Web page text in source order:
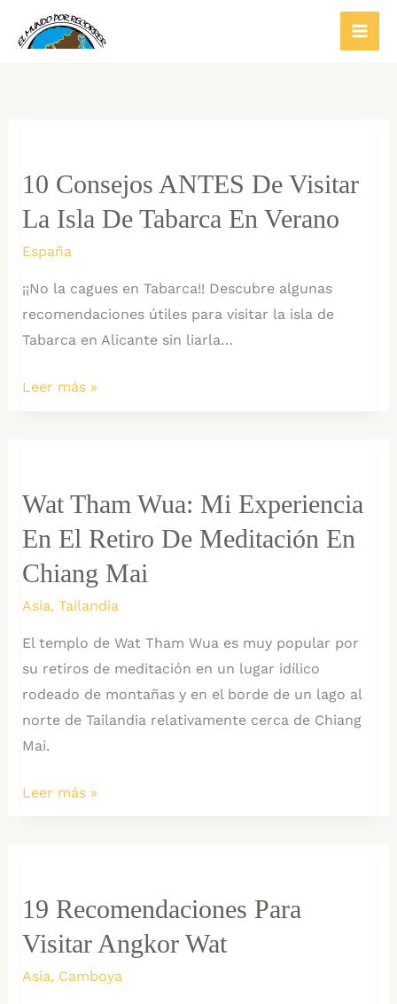
10 Consejos ANTES De Visitar
La Isla De Tabarca En Verano
España
¡¡No la cagues en Tabarca!! Descubre algunas
recomendaciones útiles para visitar la isla de
Tabarca en Alicante sin liarla…
10
la
Isla
de
en
Verano
Leer más »
Wat Tham Wua: Mi Experiencia
En El Retiro De Meditación En
Chiang Mai
Asia, Tailandia
El templo de Wat Tham Wua es muy popular por
su retiros de meditación en un lugar idílico
rodeado de montañas y en el borde de un lago al
norte de Tailandia relativamente cerca de Chiang
Mai.
Wat
en
el
Retiro
Leer más »
19 Recomendaciones Para
Visitar Angkor Wat
Asia, Camboya